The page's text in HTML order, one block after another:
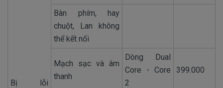
Bị lỗi
Bàn phím, hay
chuột, Lan không
thể kết nối
Mạch sạc và âm
thanh
Dòng Dual
Core - Core
2
399.000